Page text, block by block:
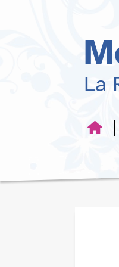
recherche
La